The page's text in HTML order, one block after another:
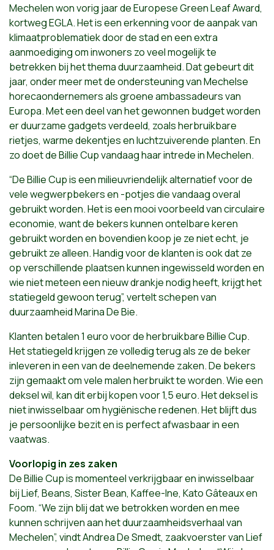
Mechelen won vorig jaar de Europese Green Leaf Award,
kortweg EGLA. Het is een erkenning voor de aanpak van
klimaatproblematiek door de stad en een extra
aanmoediging om inwoners zo veel mogelijk te
betrekken bij het thema duurzaamheid. Dat gebeurt dit
jaar, onder meer met de ondersteuning van Mechelse
horecaondernemers als groene ambassadeurs van
Europa. Met een deel van het gewonnen budget worden
er duurzame gadgets verdeeld, zoals herbruikbare
rietjes, warme dekentjes en luchtzuiverende planten. En
zo doet de Billie Cup vandaag haar intrede in Mechelen.
“De Billie Cup is een milieuvriendelijk alternatief voor de
vele wegwerpbekers en -potjes die vandaag overal
gebruikt worden. Het is een mooi voorbeeld van circulaire
economie, want de bekers kunnen ontelbare keren
gebruikt worden en bovendien koop je ze niet echt, je
gebruikt ze alleen. Handig voor de klanten is ook dat ze
op verschillende plaatsen kunnen ingewisseld worden en
wie niet meteen een nieuw drankje nodig heeft, krijgt het
statiegeld gewoon terug”, vertelt schepen van
duurzaamheid Marina De Bie.
Klanten betalen 1 euro voor de herbruikbare Billie Cup.
Het statiegeld krijgen ze volledig terug als ze de beker
inleveren in een van de deelnemende zaken. De bekers
zijn gemaakt om vele malen herbruikt te worden. Wie een
deksel wil, kan dit erbij kopen voor 1,5 euro. Het deksel is
niet inwisselbaar om hygiënische redenen. Het blijft dus
je persoonlijke bezit en is perfect afwasbaar in een
vaatwas.
Voorlopig in zes zaken
De Billie Cup is momenteel verkrijgbaar en inwisselbaar
bij Lief, Beans, Sister Bean, Kaffee-Ine, Kato Gâteaux en
Foom. “We zijn blij dat we betrokken worden en mee
kunnen schrijven aan het duurzaamheidsverhaal van
Mechelen”, vindt Andrea De Smedt, zaakvoerster van Lief